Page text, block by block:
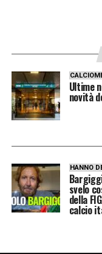
Ultime
novità
HANNO
svelo
della
calcio